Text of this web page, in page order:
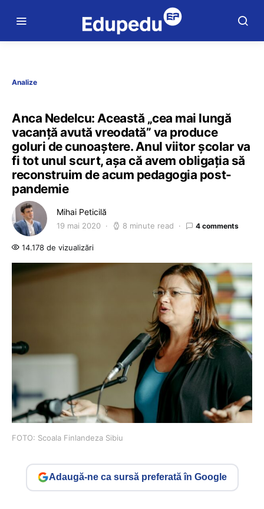
Analize
Anca Nedelcu: Această „cea mai lungă
vacanță avută vreodată” va produce
goluri de cunoaștere. Anul viitor școlar va
fi tot unul scurt, așa că avem obligația să
reconstruim de acum pedagogia post-
pandemie
Mihai Peticilă
19 mai 2020 8 minute read 4 comments
14.178 de vizualizări
FOTO: Scoala Finlandeza Sibiu
Adaugă-ne ca sursă preferată în Google